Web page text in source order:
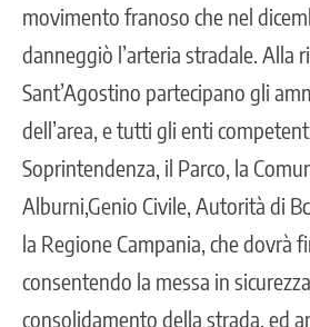
movimento franoso che nel
danneggiò l’arteria stradale. Alla
Sant’Agostino partecipano gli
dell’area, e tutti gli enti
Soprintendenza, il Parco, la
Alburni,Genio Civile, Autorità di
la Regione Campania, che dovrà
consentendo la messa in
consolidamento della strada, ed